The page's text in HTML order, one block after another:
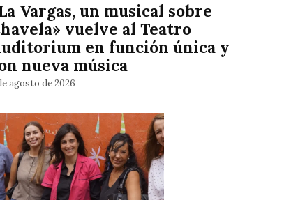
Vargas, un musical sobre
vuelve al Teatro
en función única y
nueva música
agosto de 2026